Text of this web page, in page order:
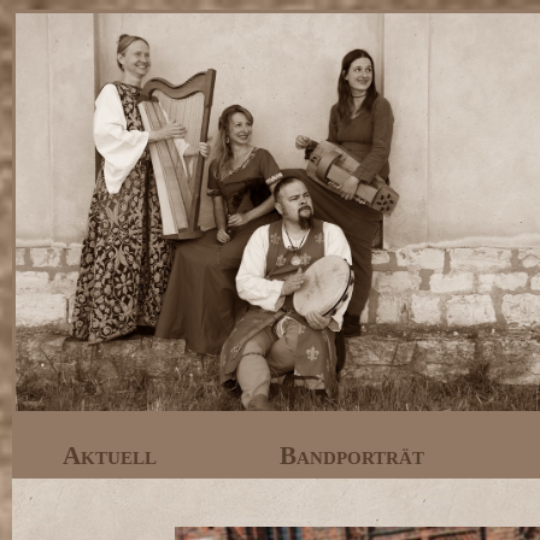
Aktuell Bandporträt